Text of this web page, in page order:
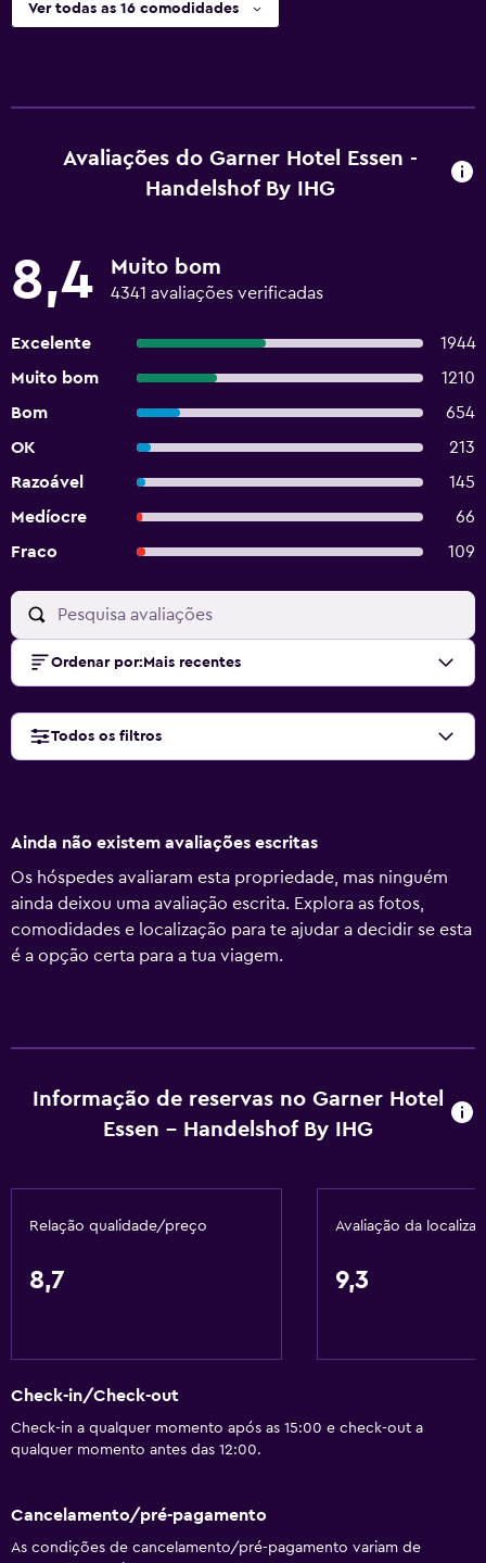
Ver todas as 16 comodidades
Avaliações do Garner Hotel Essen -
Handelshof By IHG
8,4 Muito bom
4341 avaliações verificadas
Excelente
1944
Muito bom
1210
Bom
654
OK
213
Razoável
145
Medíocre
66
Fraco
109
Ordenar por: Mais recentes
Todos os filtros
Ainda não existem avaliações escritas
Os hóspedes avaliaram esta propriedade, mas ninguém
ainda deixou uma avaliação escrita. Explora as fotos,
comodidades e localização para te ajudar a decidir se esta
é a opção certa para a tua viagem.
Informação de reservas no Garner Hotel
Essen - Handelshof By IHG
Relação qualidade/preço
8,7
Avaliação da
9,3
Check-in/Check-out
Check-in a qualquer momento após as 15:00 e check-out a
qualquer momento antes das 12:00.
Cancelamento/pré-pagamento
As condições de cancelamento/pré-pagamento variam de